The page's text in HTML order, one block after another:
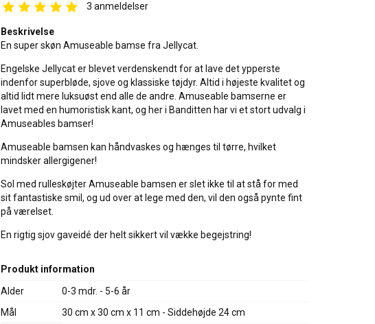
3 anmeldelser
Beskrivelse
En super skøn Amuseable bamse fra Jellycat.
Engelske Jellycat er blevet verdenskendt for at lave det ypperste
indenfor superbløde, sjove og klassiske tøjdyr. Altid i højeste kvalitet og
altid lidt mere luksuøst end alle de andre. Amuseable bamserne er
lavet med en humoristisk kant, og her i Banditten har vi et stort udvalg i
Amuseables bamser!
Amuseable bamsen kan håndvaskes og hænges til tørre, hvilket
mindsker allergigener!
Sol med rulleskøjter Amuseable bamsen er slet ikke til at stå for med
sit fantastiske smil, og ud over at lege med den, vil den også pynte fint
på værelset.
En rigtig sjov gaveidé der helt sikkert vil vække begejstring!
Produkt information
Alder
0-3 mdr. - 5-6 år
Mål
30 cm x 30 cm x 11 cm - Siddehøjde 24 cm